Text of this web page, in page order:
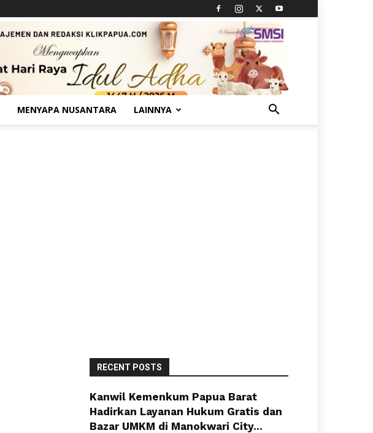
MENYAPA NUSANTARA LAINNYA
RECENT POSTS
Kanwil Kemenkum Papua Barat
Hadirkan Layanan Hukum Gratis dan
Bazar UMKM di Manokwari City...